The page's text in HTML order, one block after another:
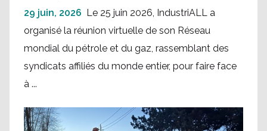
29 juin, 2026 Le 25 juin 2026, IndustriALL a
organisé la réunion virtuelle de son Réseau
mondial du pétrole et du gaz, rassemblant des
syndicats affiliés du monde entier, pour faire face
à ...